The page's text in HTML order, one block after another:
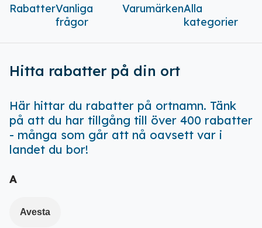
RabatterVanliga
frågor
VarumärkenAlla
kategorier
Hitta rabatter på din ort
Här hittar du rabatter på ortnamn. Tänk
på att du har tillgång till över 400 rabatter
- många som går att nå oavsett var i
landet du bor!
A
Avesta